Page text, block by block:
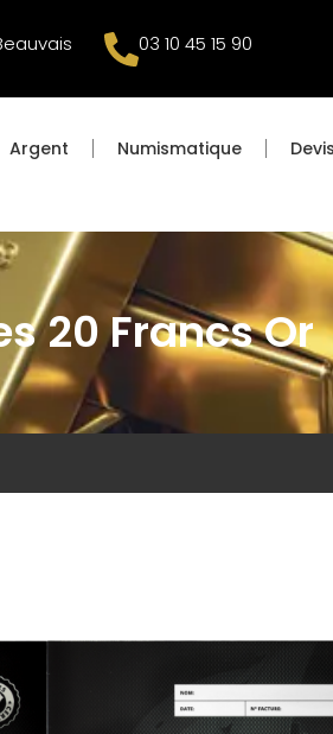
03 10 45 15 90
Argent Numismatique
20 Francs Or